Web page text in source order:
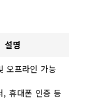
설명
오프라인 가능
, 휴대폰 인증 등